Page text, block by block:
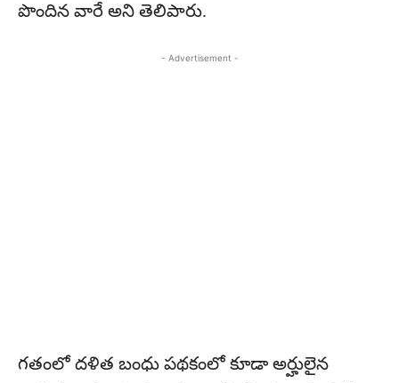
పొందిన వారే అని తెలిపారు.
- Advertisement -
గతంలో దళిత బంధు పథకంలో కూడా అర్హులైన